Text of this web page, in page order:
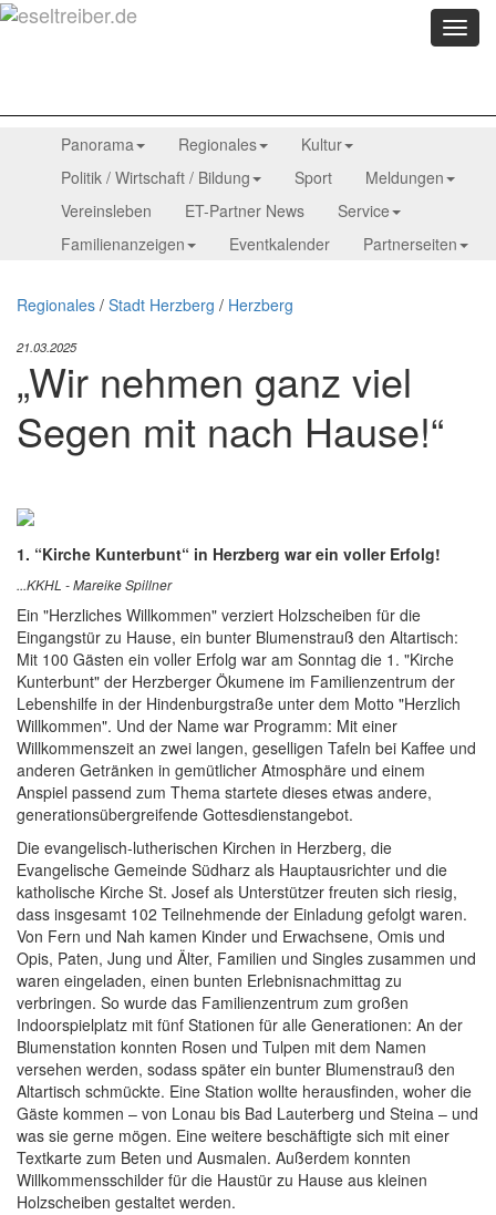
Menü
Panorama Regionales
Kultur
Politik / Wirtschaft / Bildung
Sport
Meldungen
Vereinsleben
ET-Partner News
Service
Familienanzeigen
Eventkalender Partnerseiten
Regionales / Stadt Herzberg / Herzberg
21.03.2025
„Wir nehmen ganz viel
Segen mit nach Hause!“
1. “Kirche Kunterbunt“ in Herzberg war ein voller Erfolg!
...KKHL - Mareike Spillner
Ein "Herzliches Willkommen" verziert Holzscheiben für die
Eingangstür zu Hause, ein bunter Blumenstrauß den Altartisch:
Mit 100 Gästen ein voller Erfolg war am Sonntag die 1. "Kirche
Kunterbunt" der Herzberger Ökumene im Familienzentrum der
Lebenshilfe in der Hindenburgstraße unter dem Motto "Herzlich
Willkommen". Und der Name war Programm: Mit einer
Willkommenszeit an zwei langen, geselligen Tafeln bei Kaffee und
anderen Getränken in gemütlicher Atmosphäre und einem
Anspiel passend zum Thema startete dieses etwas andere,
generationsübergreifende Gottesdienstangebot.
Die evangelisch-lutherischen Kirchen in Herzberg, die
Evangelische Gemeinde Südharz als Hauptausrichter und die
katholische Kirche St. Josef als Unterstützer freuten sich riesig,
dass insgesamt 102 Teilnehmende der Einladung gefolgt waren.
Von Fern und Nah kamen Kinder und Erwachsene, Omis und
Opis, Paten, Jung und Älter, Familien und Singles zusammen und
waren eingeladen, einen bunten Erlebnisnachmittag zu
verbringen. So wurde das Familienzentrum zum großen
Indoorspielplatz mit fünf Stationen für alle Generationen: An der
Blumenstation konnten Rosen und Tulpen mit dem Namen
versehen werden, sodass später ein bunter Blumenstrauß den
Altartisch schmückte. Eine Station wollte herausfinden, woher die
Gäste kommen – von Lonau bis Bad Lauterberg und Steina – und
was sie gerne mögen. Eine weitere beschäftigte sich mit einer
Textkarte zum Beten und Ausmalen. Außerdem konnten
Willkommensschilder für die Haustür zu Hause aus kleinen
Holzscheiben gestaltet werden.